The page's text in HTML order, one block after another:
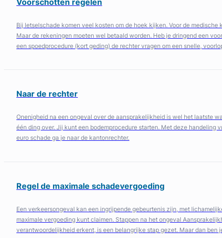
Bij letselschade komen veel kosten om de hoek kijken. Voor de
Maar de rekeningen moeten wel betaald worden. Heb je dringend een
een spoedprocedure (kort geding) de rechter vragen om een snelle,
Naar de rechter
Onenigheid na een ongeval over de aansprakelijkheid is wel het laatste
één ding over. Jij kunt een bodemprocedure starten. Met deze
euro schade ga je naar de kantonrechter.
Regel de maximale schadevergoeding
Een verkeersongeval kan een ingrijpende gebeurtenis zijn, met
maximale vergoeding kunt claimen. Stappen na het ongeval
verantwoordelijkheid erkent, is een belangrijke stap gezet. Maar dan ben